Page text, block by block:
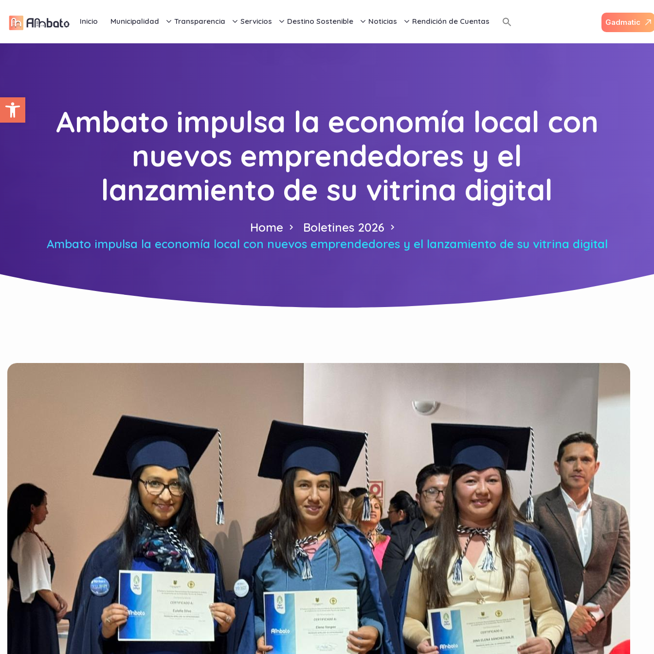
Abrir barra de herramientas
Inicio Municipalidad Transparencia Servicios Destino Sostenible Noticias Rendición de Cuentas Gadmatic
Ambato impulsa la economía local con
nuevos emprendedores y el
lanzamiento de su vitrina digital
Home
Boletines 2026
Ambato impulsa la economía local con nuevos emprendedores y el lanzamiento de su vitrina digital